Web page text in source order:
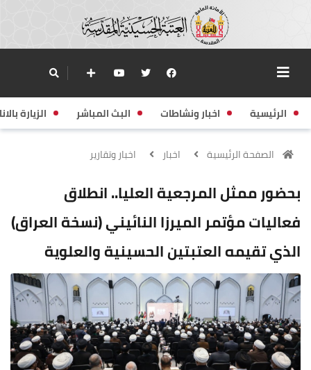
الرئيسية اخبار ونشاطات البث المباشر الزيارة
الصفحة الرئيسية اخبار اخبار وتقارير
بحضور ممثل المرجعية العليا.. انطلاق
فعاليات مؤتمر الميرزا النائيني (نسخة العراق)
الذي تقيمه العتبتين الحسينية والعلوية